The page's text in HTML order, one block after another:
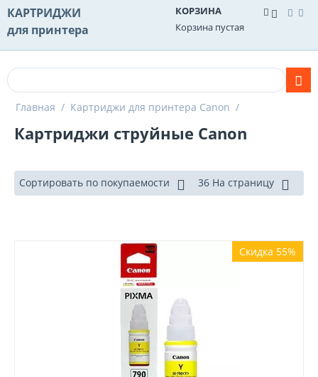
КАРТРИДЖИ
для принтера
КОРЗИНА
Корзина пустая
Главная / Картриджи для принтера Canon /
Картриджи струйные Canon
Сортировать по покупаемости 36 На страницу
Скидка 55%